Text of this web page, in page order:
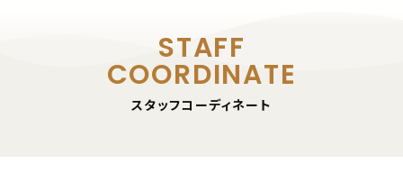
STAFF
COORDINATE
スタッフコーディネート